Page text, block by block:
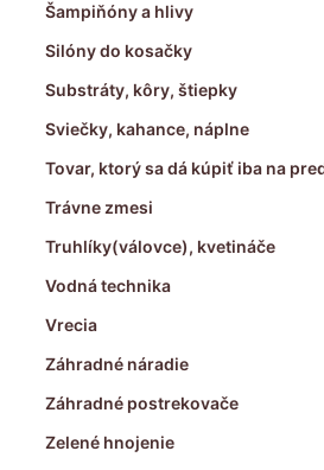
Šampiňóny a hlivy
Silóny do kosačky
Substráty, kôry, štiepky
Sviečky, kahance, náplne
Tovar, ktorý sa dá kúpiť iba na
Trávne zmesi
Truhlíky(válovce), kvetináče
Vodná technika
Vrecia
Záhradné náradie
Záhradné postrekovače
Zelené hnojenie